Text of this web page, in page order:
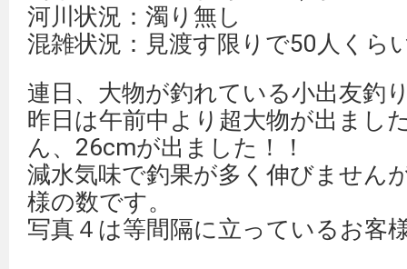
河川状況：濁り無し
混雑状況：見渡す限りで50人くら
連日、大物が釣れている小出友釣
昨日は午前中より超大物が出まし
ん、26cmが出ました！！
減水気味で釣果が多く伸びません
様の数です。
写真４は等間隔に立っているお客